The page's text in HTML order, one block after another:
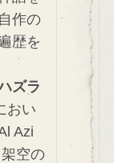
作の
歴を
ズラ
おい
Azi
空の